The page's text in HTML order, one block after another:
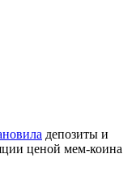
депозиты и
ценой мем-коина